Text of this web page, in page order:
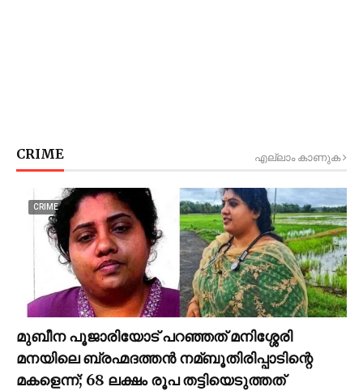
CRIME എല്ലാം കാണുക
CRIME
മുബീന പൂജാരിയോട് പറഞ്ഞത് മനിശ്ശേരി
മനയിലെ ബ്രഹ്മദത്തൻ നമ്ബൂതിരിപ്പാടിന്റെ
മകളെന്ന്; 68 ലക്ഷം രൂപ തട്ടിയെടുത്തത്